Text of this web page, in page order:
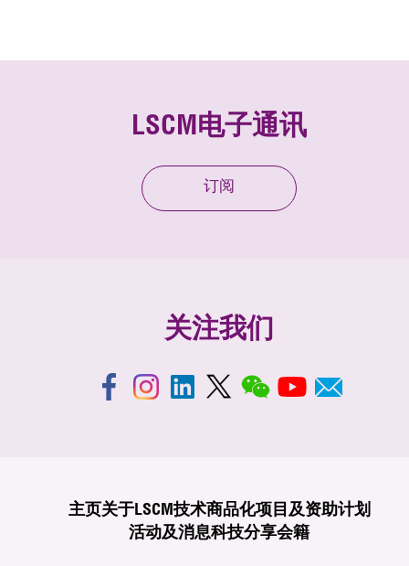
LSCM电子通讯
订阅
关注我们
主页关于LSCM技术商品化项目及资助计划
活动及消息科技分享会籍